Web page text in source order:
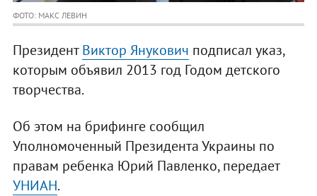
ФОТО: МАКС ЛЕВИН
ПрезидентВиктор Янукович подписал указ,
которым объявил 2013 год Годом детского
творчества.
Об этом на брифинге сообщил
Уполномоченный Президента Украины по
правам ребенка Юрий Павленко, передает
УНИАН.